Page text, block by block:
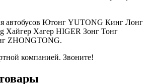
автобусов Ютонг YUTONG Кинг Лонг
Хайгер Хагер HIGER Зонг Тонг
ZHONGTONG.
компанией. Звоните!